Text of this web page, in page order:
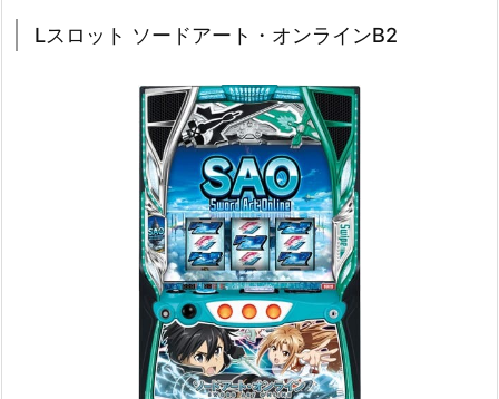
Lスロット ソードアート・オンラインB2